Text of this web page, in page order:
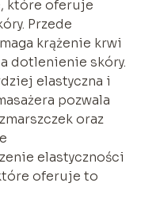
które oferuje
Przede
krążenie krwi
dotlenienie skóry.
elastyczna i
pozwala
oraz
elastyczności
oferuje to